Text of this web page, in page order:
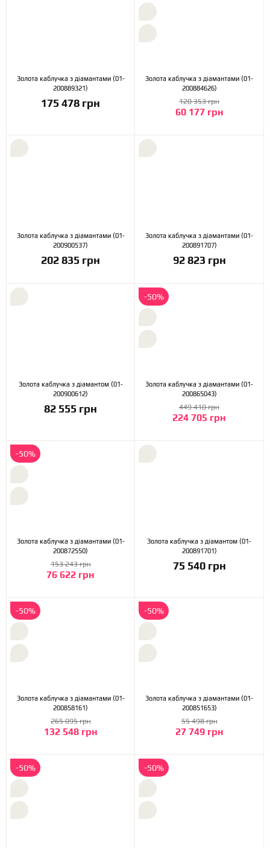
Золота каблучка з діамантами (01-
200889321)
175 478 грн
Золота каблучка з діамантами (01-
200884626)
60 177 грн
120 353 грн
Золота каблучка з діамантами (01-
200900537)
202 835 грн
Золота каблучка з діамантами (01-
200891707)
92 823 грн
Золота каблучка з діамантом (01-
200900612)
82 555 грн
-50%
Золота каблучка з діамантами (01-
200865043)
224 705 грн
449 410 грн
-50%
Золота каблучка з діамантами (01-
200872550)
76 622 грн
153 243 грн
Золота каблучка з діамантом (01-
200891701)
75 540 грн
-50%
Золота каблучка з діамантами (01-
200858161)
132 548 грн
265 095 грн
-50%
Золота каблучка з діамантами (01-
200851653)
27 749 грн
55 498 грн
-50% -50%